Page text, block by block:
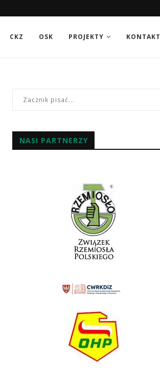
CKZ OSK PROJEKTY KONTAKT
NASI PARTNERZY